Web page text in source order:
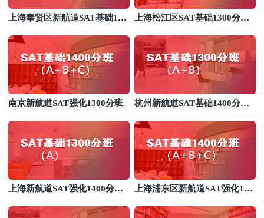
上海奉贤区新航道SAT基础140
上海松江区SAT基础1300分培
南京新航道SAT强化1300分班
杭州新航道SAT基础1400分培
上海新航道SAT强化1400分培
上海浦东区新航道SAT强化130